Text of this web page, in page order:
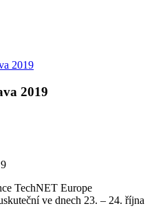
2019
2019
TechNET Europe
ve dnech 23. – 24. října